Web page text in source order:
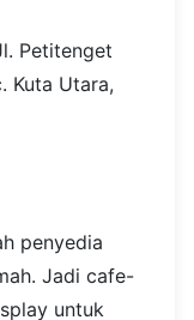
Petitenget
Kuta Utara,
penyedia
Jadi cafe-
untuk